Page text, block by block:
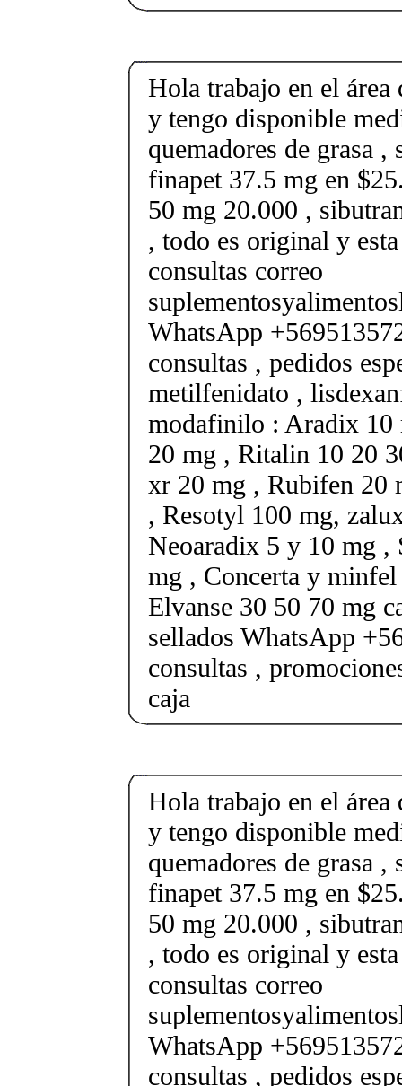
Hola trabajo en el
y tengo disponible
quemadores de grasa
finapet 37.5 mg en
50 mg 20.000 ,
, todo es original y
consultas correo
WhatsApp
consultas , pedidos
metilfenidato ,
modafinilo : Aradix 10
20 mg , Ritalin 10 20
xr 20 mg , Rubifen 20
, Resotyl 100 mg,
Neoaradix 5 y 10 mg ,
mg , Concerta y
Elvanse 30 50 70 mg
sellados WhatsApp
consultas ,
caja
Hola trabajo en el
y tengo disponible
quemadores de grasa
finapet 37.5 mg en
50 mg 20.000 ,
, todo es original y
consultas correo
WhatsApp
consultas , pedidos